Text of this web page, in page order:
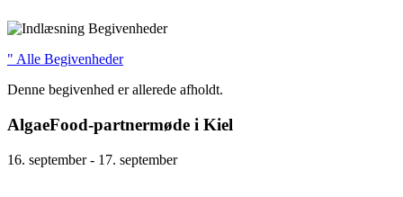
" Alle Begivenheder
Denne begivenhed er allerede afholdt.
AlgaeFood-partnermøde i Kiel
16. september - 17. september